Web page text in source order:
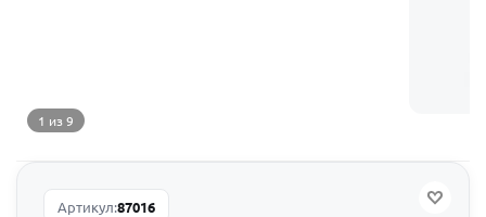
1 из 9
Артикул:87016